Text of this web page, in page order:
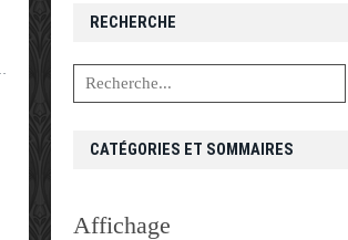
RECHERCHE
CATÉGORIES ET SOMMAIRES
Affichage